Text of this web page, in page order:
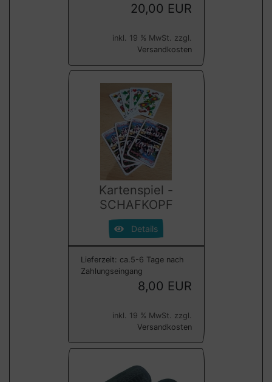
20,00 EUR
inkl. 19 % MwSt. zzgl.
Versandkosten
Kartenspiel -
SCHAFKOPF
Details
Lieferzeit: ca.5-6 Tage nach
Zahlungseingang
8,00 EUR
inkl. 19 % MwSt. zzgl.
Versandkosten